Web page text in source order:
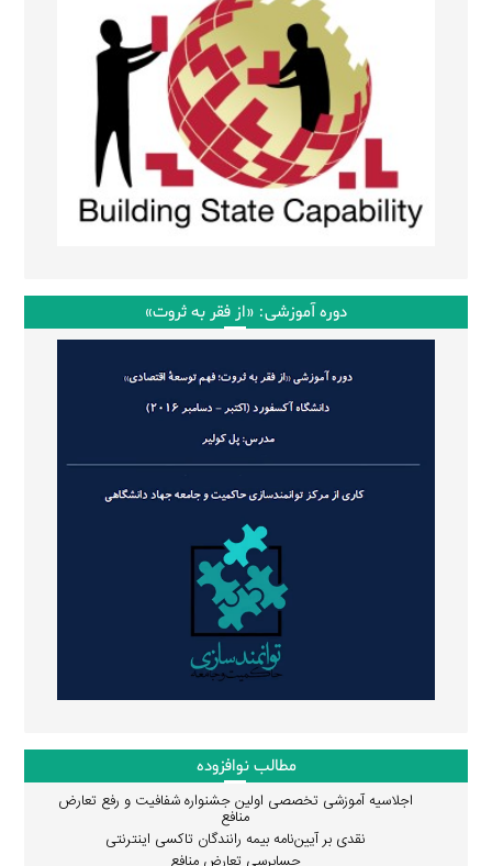
دوره آموزشی: «از فقر به ثروت»
مطالب نوافزوده
اجلاسیه آموزشی تخصصی اولین جشنواره شفافیت و رفع تعارض
منافع
نقدی بر آیین‌نامه بیمه رانندگان تاکسی اینترنتی